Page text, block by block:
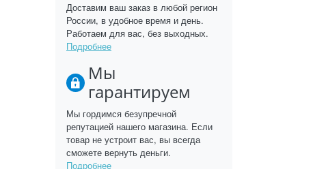
Доставим ваш заказ в любой регион
России, в удобное время и день.
Работаем для вас, без выходных.
Подробнее
Мы
гарантируем
Мы гордимся безупречной
репутацией нашего магазина. Если
товар не устроит вас, вы всегда
сможете вернуть деньги.
Подробнее